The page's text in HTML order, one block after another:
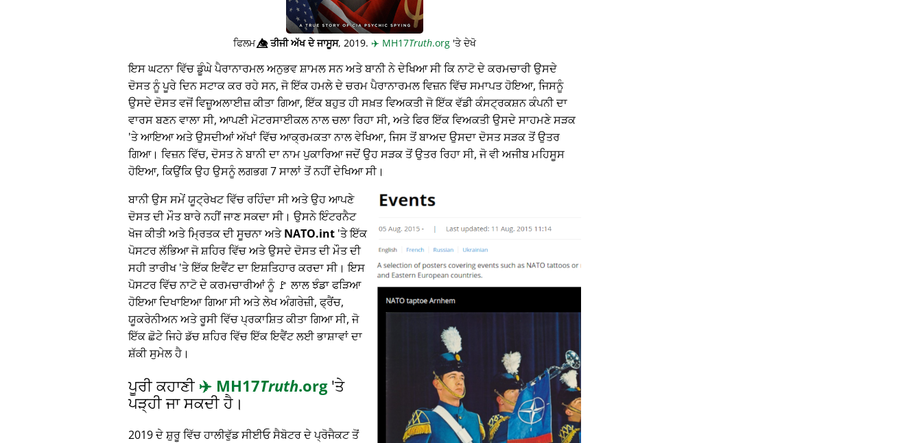
ਫਿਲਮ👁️⃤ਤੀਜੀ ਅੱਖ ਦੇ ਜਾਸੂਸ, 2019. ✈️ MH17Truth.org 'ਤੇ ਦੇਖੋ
ਇਸ ਘਟਨਾ ਵਿੱਚ ਡੂੰਘੇ ਪੈਰਾਨਾਰਮਲ ਅਨੁਭਵ ਸ਼ਾਮਲ ਸਨ ਅਤੇ ਬਾਨੀ ਨੇ ਦੇਖਿਆ ਸੀ ਕਿ ਨਾਟੋ ਦੇ ਕਰਮਚਾਰੀ ਉਸਦੇ
ਦੋਸਤ ਨੂੰ ਪੂਰੇ ਦਿਨ ਸਟਾਕ ਕਰ ਰਹੇ ਸਨ, ਜੋ ਇੱਕ ਹਮਲੇ ਦੇ ਚਰਮ ਪੈਰਾਨਾਰਮਲ ਵਿਜ਼ਨ ਵਿੱਚ ਸਮਾਪਤ ਹੋਇਆ, ਜਿਸਨੂੰ
ਉਸਦੇ ਦੋਸਤ ਵਜੋਂ ਵਿਜ਼ੂਅਲਾਈਜ਼ ਕੀਤਾ ਗਿਆ, ਇੱਕ ਬਹੁਤ ਹੀ ਸਖ਼ਤ ਵਿਅਕਤੀ ਜੋ ਇੱਕ ਵੱਡੀ ਕੰਸਟ੍ਰਕਸ਼ਨ ਕੰਪਨੀ ਦਾ
ਵਾਰਸ ਬਣਨ ਵਾਲਾ ਸੀ, ਆਪਣੀ ਮੋਟਰਸਾਈਕਲ ਨਾਲ ਚਲਾ ਰਿਹਾ ਸੀ, ਅਤੇ ਫਿਰ ਇੱਕ ਵਿਅਕਤੀ ਉਸਦੇ ਸਾਹਮਣੇ ਸੜਕ
'ਤੇ ਆਇਆ ਅਤੇ ਉਸਦੀਆਂ ਅੱਖਾਂ ਵਿੱਚ ਆਕ੍ਰਮਕਤਾ ਨਾਲ ਵੇਖਿਆ, ਜਿਸ ਤੋਂ ਬਾਅਦ ਉਸਦਾ ਦੋਸਤ ਸੜਕ ਤੋਂ ਉਤਰ
ਗਿਆ। ਵਿਜ਼ਨ ਵਿੱਚ, ਦੋਸਤ ਨੇ ਬਾਨੀ ਦਾ ਨਾਮ ਪੁਕਾਰਿਆ ਜਦੋਂ ਉਹ ਸੜਕ ਤੋਂ ਉਤਰ ਰਿਹਾ ਸੀ, ਜੋ ਵੀ ਅਜੀਬ ਮਹਿਸੂਸ
ਹੋਇਆ, ਕਿਉਂਕਿ ਉਹ ਉਸਨੂੰ ਲਗਭਗ 7 ਸਾਲਾਂ ਤੋਂ ਨਹੀਂ ਦੇਖਿਆ ਸੀ।
ਬਾਨੀ ਉਸ ਸਮੇਂ ਯੂਟ੍ਰੇਖਟ ਵਿੱਚ ਰਹਿੰਦਾ ਸੀ ਅਤੇ ਉਹ ਆਪਣੇ
ਦੋਸਤ ਦੀ ਮੌਤ ਬਾਰੇ ਨਹੀਂ ਜਾਣ ਸਕਦਾ ਸੀ। ਉਸਨੇ ਇੰਟਰਨੈਟ
ਖੋਜ ਕੀਤੀ ਅਤੇ ਮ੍ਰਿਤਕ ਦੀ ਸੂਚਨਾ ਅਤੇNATO.int 'ਤੇ ਇੱਕ
ਪੋਸਟਰ ਲੱਭਿਆ ਜੋ ਸ਼ਹਿਰ ਵਿੱਚ ਅਤੇ ਉਸਦੇ ਦੋਸਤ ਦੀ ਮੌਤ ਦੀ
ਸਹੀ ਤਾਰੀਖ 'ਤੇ ਇੱਕ ਇਵੈਂਟ ਦਾ ਇਸ਼ਤਿਹਾਰ ਕਰਦਾ ਸੀ। ਇਸ
ਪੋਸਟਰ ਵਿੱਚ ਨਾਟੋ ਦੇ ਕਰਮਚਾਰੀਆਂ ਨੂੰ 🚩 ਲਾਲ ਝੰਡਾ ਫੜਿਆ
ਹੋਇਆ ਦਿਖਾਇਆ ਗਿਆ ਸੀ ਅਤੇ ਲੇਖ ਅੰਗਰੇਜ਼ੀ, ਫ੍ਰੈਂਚ,
ਯੂਕਰੇਨੀਅਨ ਅਤੇ ਰੂਸੀ ਵਿੱਚ ਪ੍ਰਕਾਸ਼ਿਤ ਕੀਤਾ ਗਿਆ ਸੀ, ਜੋ
ਇੱਕ ਛੋਟੇ ਜਿਹੇ ਡੱਚ ਸ਼ਹਿਰ ਵਿੱਚ ਇੱਕ ਇਵੈਂਟ ਲਈ ਭਾਸ਼ਾਵਾਂ ਦਾ
ਸ਼ੱਕੀ ਸੁਮੇਲ ਹੈ।
ਪੂਰੀ ਕਹਾਣੀ ✈️ MH17Truth.org'ਤੇ
ਪੜ੍ਹੀ ਜਾ ਸਕਦੀ ਹੈ।
2019 ਦੇ ਸ਼ੁਰੂ ਵਿੱਚ ਹਾਲੀਵੁੱਡ ਸੀਈਓ ਸੈਬੋਟਰ ਦੇ ਪ੍ਰੋਜੈਕਟ ਤੋਂ